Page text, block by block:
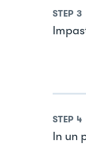
STEP 3
STEP 4
In un